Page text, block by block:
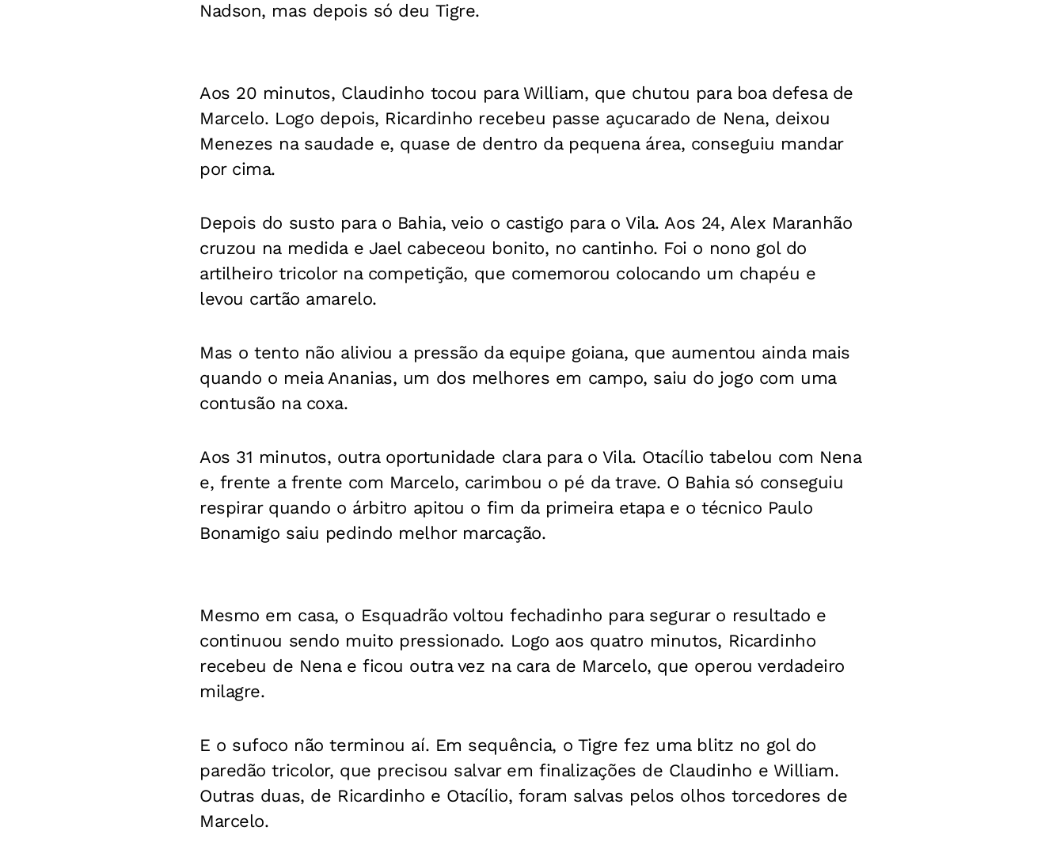
Nadson, mas depois só deu Tigre.
Aos 20 minutos, Claudinho tocou para William, que chutou para boa defesa de
Marcelo. Logo depois, Ricardinho recebeu passe açucarado de Nena, deixou
Menezes na saudade e, quase de dentro da pequena área, conseguiu mandar
por cima.
Depois do susto para o Bahia, veio o castigo para o Vila. Aos 24, Alex Maranhão
cruzou na medida e Jael cabeceou bonito, no cantinho. Foi o nono gol do
artilheiro tricolor na competição, que comemorou colocando um chapéu e
levou cartão amarelo.
Mas o tento não aliviou a pressão da equipe goiana, que aumentou ainda mais
quando o meia Ananias, um dos melhores em campo, saiu do jogo com uma
contusão na coxa.
Aos 31 minutos, outra oportunidade clara para o Vila. Otacílio tabelou com Nena
e, frente a frente com Marcelo, carimbou o pé da trave. O Bahia só conseguiu
respirar quando o árbitro apitou o fim da primeira etapa e o técnico Paulo
Bonamigo saiu pedindo melhor marcação.
Mesmo em casa, o Esquadrão voltou fechadinho para segurar o resultado e
continuou sendo muito pressionado. Logo aos quatro minutos, Ricardinho
recebeu de Nena e ficou outra vez na cara de Marcelo, que operou verdadeiro
milagre.
E o sufoco não terminou aí. Em sequência, o Tigre fez uma blitz no gol do
paredão tricolor, que precisou salvar em finalizações de Claudinho e William.
Outras duas, de Ricardinho e Otacílio, foram salvas pelos olhos torcedores de
Marcelo.